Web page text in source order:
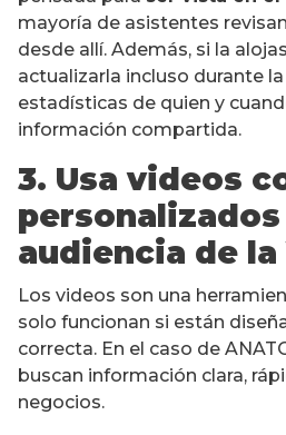
mayoría de asistentes
desde allí. Además, si la
actualizarla incluso durante
estadísticas de quien y
información compartida.
3. Usa videos
personalizados
audiencia de
Los videos son una
solo funcionan si están
correcta. En el caso de
buscan información clara,
negocios.